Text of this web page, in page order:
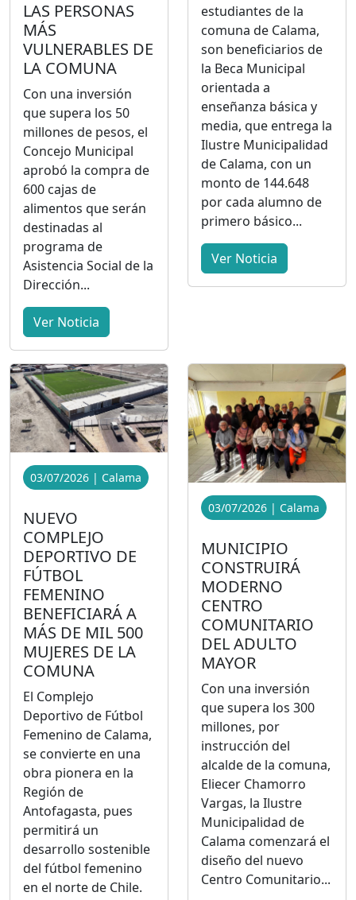
LAS PERSONAS
MÁS
VULNERABLES DE
LA COMUNA
Con una inversión
que supera los 50
millones de pesos, el
Concejo Municipal
aprobó la compra de
600 cajas de
alimentos que serán
destinadas al
programa de
Asistencia Social de la
Dirección...
Ver Noticia
estudiantes de la
comuna de Calama,
son beneficiarios de
la Beca Municipal
orientada a
enseñanza básica y
media, que entrega la
Ilustre Municipalidad
de Calama, con un
monto de 144.648
por cada alumno de
primero básico...
Ver Noticia
03/07/2026 | Calama
NUEVO
COMPLEJO
DEPORTIVO DE
FÚTBOL
FEMENINO
BENEFICIARÁ A
MÁS DE MIL 500
MUJERES DE LA
COMUNA
El Complejo
Deportivo de Fútbol
Femenino de Calama,
se convierte en una
obra pionera en la
Región de
Antofagasta, pues
permitirá un
desarrollo sostenible
del fútbol femenino
en el norte de Chile.
03/07/2026 | Calama
MUNICIPIO
CONSTRUIRÁ
MODERNO
CENTRO
COMUNITARIO
DEL ADULTO
MAYOR
Con una inversión
que supera los 300
millones, por
instrucción del
alcalde de la comuna,
Eliecer Chamorro
Vargas, la Ilustre
Municipalidad de
Calama comenzará el
diseño del nuevo
Centro Comunitario...